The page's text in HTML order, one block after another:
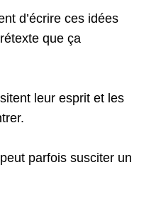
d’écrire ces idées
que ça
leur esprit et les
parfois susciter un